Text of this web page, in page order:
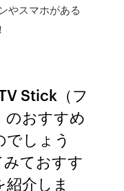
やスマホがある
Stick（フ
のおすすめ
しょう
ておすす
介しま